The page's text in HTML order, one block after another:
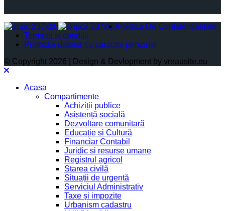
Politica De Confidențialitate
Termeni și condiții
Protectia datelor cu caracter personal
© Copyright 2026 | Design & Devlopment by vreausite.eu
Acasa
Compartimente
Achiziții publice
Asistență socială
Dezvoltare comunitară
Educație și Cultură
Financiar Contabil
Juridic si resurse umane
Registrul agricol
Starea civilă
Situații de urgență
Serviciul Administrativ
Taxe și impozite
Urbanism cadastru